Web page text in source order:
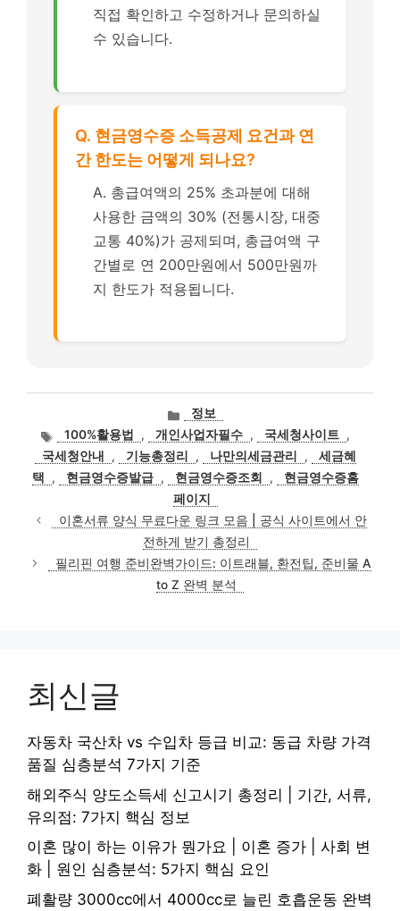
직접 확인하고 수정하거나 문의하실
수 있습니다.
Q. 현금영수증 소득공제 요건과 연
간 한도는 어떻게 되나요?
A. 총급여액의 25% 초과분에 대해
사용한 금액의 30% (전통시장, 대중
교통 40%)가 공제되며, 총급여액 구
간별로 연 200만원에서 500만원까
지 한도가 적용됩니다.
카
테
고
리
정보
태
그
100%활용법 , 개인사업자필수 , 국세청사이트 ,
국세청안내
, 기능총정리 , 나만의세금관리 ,
세금혜
택
, 현금영수증발급 , 현금영수증조회 ,
현금영수증홈
페이지
이혼서류 양식 무료다운 링크 모음 | 공식 사이트에서 안
전하게 받기 총정리
필리핀 여행 준비완벽가이드: 이트래블, 환전팁, 준비물 A
to Z 완벽 분석
최신글
자동차 국산차 vs 수입차 등급 비교: 동급 차량 가격
품질 심층분석 7가지 기준
해외주식 양도소득세 신고시기 총정리 | 기간, 서류,
유의점: 7가지 핵심 정보
이혼 많이 하는 이유가 뭔가요 | 이혼 증가 | 사회 변
화 | 원인 심층분석: 5가지 핵심 요인
폐활량 3000cc에서 4000cc로 늘린 호흡운동 완벽